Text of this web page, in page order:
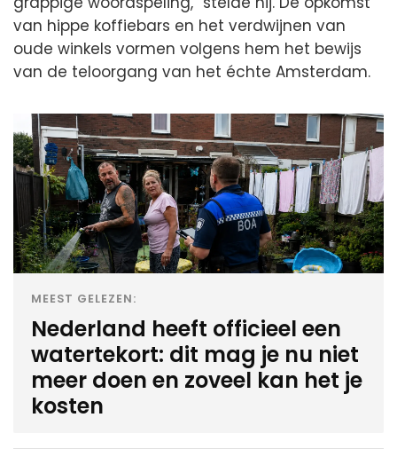
van hippe koffiebars en het verdwijnen van
oude winkels vormen volgens hem het bewijs
van de teloorgang van het échte Amsterdam.
MEEST GELEZEN:
Nederland heeft officieel een
watertekort: dit mag je nu niet
meer doen en zoveel kan het je
kosten